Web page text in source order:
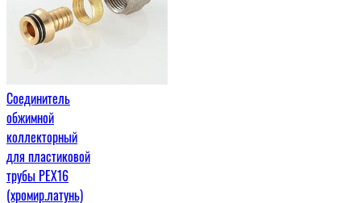
Соединитель
обжимной
коллекторный
для пластиковой
трубы PEX16
(хромир.латунь)